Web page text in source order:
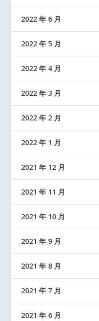
2022 年 6 月
2022 年 5 月
2022 年 4 月
2022 年 3 月
2022 年 2 月
2022 年 1 月
2021 年 12 月
2021 年 11 月
2021 年 10 月
2021 年 9 月
2021 年 8 月
2021 年 7 月
2021 年 6 月